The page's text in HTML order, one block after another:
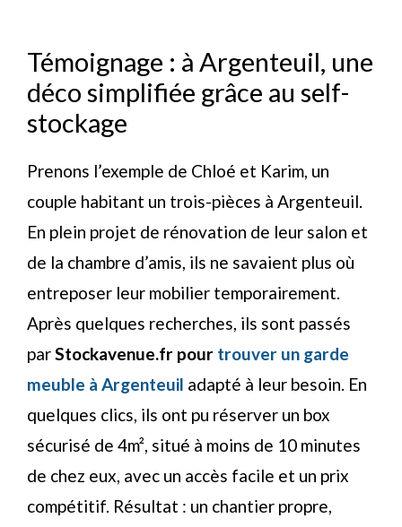
Témoignage : à Argenteuil, une
déco simplifiée grâce au self-
stockage
Prenons l’exemple de Chloé et Karim, un
couple habitant un trois-pièces à Argenteuil.
En plein projet de rénovation de leur salon et
de la chambre d’amis, ils ne savaient plus où
entreposer leur mobilier temporairement.
Après quelques recherches, ils sont passés
parStockavenue.fr pour trouver un garde
meuble à Argenteuil adapté à leur besoin. En
quelques clics, ils ont pu réserver un box
sécurisé de 4m², situé à moins de 10 minutes
de chez eux, avec un accès facile et un prix
compétitif. Résultat : un chantier propre,